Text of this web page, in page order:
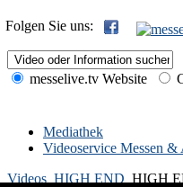
Folgen Sie uns:
messelive.tv Website
Mediathek
Videoservice Messen &
Videos HIGH END HIGH